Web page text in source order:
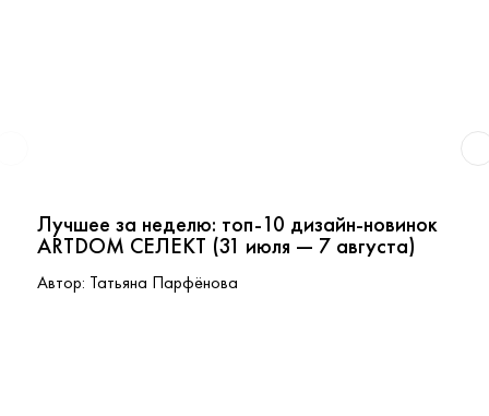
Лучшее за неделю: топ-10 дизайн-новинок
ARTDOM СЕЛЕКТ (31 июля — 7 августа)
Автор: Татьяна Парфёнова